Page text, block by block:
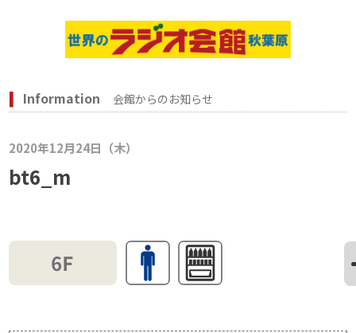
Information 会館からのお知らせ
2020年12月24日（木）
bt6_m